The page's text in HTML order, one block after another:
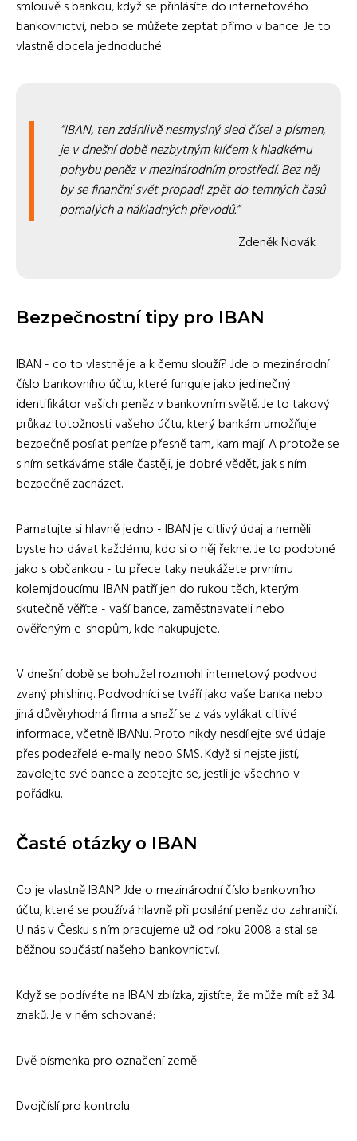
smlouvě s bankou, když se přihlásíte do internetového
bankovnictví, nebo se můžete zeptat přímo v bance. Je to
vlastně docela jednoduché.
IBAN, ten zdánlivě nesmyslný sled čísel a písmen,
je v dnešní době nezbytným klíčem k hladkému
pohybu peněz v mezinárodním prostředí. Bez něj
by se finanční svět propadl zpět do temných časů
pomalých a nákladných převodů.
Zdeněk Novák
Bezpečnostní tipy pro IBAN
IBAN - co to vlastně je a k čemu slouží? Jde o mezinárodní
číslo bankovního účtu, které funguje jako jedinečný
identifikátor vašich peněz v bankovním světě. Je to takový
průkaz totožnosti vašeho účtu, který bankám umožňuje
bezpečně posílat peníze přesně tam, kam mají. A protože se
s ním setkáváme stále častěji, je dobré vědět, jak s ním
bezpečně zacházet.
Pamatujte si hlavně jedno - IBAN je citlivý údaj a neměli
byste ho dávat každému, kdo si o něj řekne. Je to podobné
jako s občankou - tu přece taky neukážete prvnímu
kolemjdoucímu. IBAN patří jen do rukou těch, kterým
skutečně věříte - vaší bance, zaměstnavateli nebo
ověřeným e-shopům, kde nakupujete.
V dnešní době se bohužel rozmohl internetový podvod
zvaný phishing. Podvodníci se tváří jako vaše banka nebo
jiná důvěryhodná firma a snaží se z vás vylákat citlivé
informace, včetně IBANu. Proto nikdy nesdílejte své údaje
přes podezřelé e-maily nebo SMS. Když si nejste jistí,
zavolejte své bance a zeptejte se, jestli je všechno v
pořádku.
Časté otázky o IBAN
Co je vlastně IBAN? Jde o mezinárodní číslo bankovního
účtu, které se používá hlavně při posílání peněz do zahraničí.
U nás v Česku s ním pracujeme už od roku 2008 a stal se
běžnou součástí našeho bankovnictví.
Když se podíváte na IBAN zblízka, zjistíte, že může mít až 34
znaků. Je v něm schované:
Dvě písmenka pro označení země
Dvojčíslí pro kontrolu